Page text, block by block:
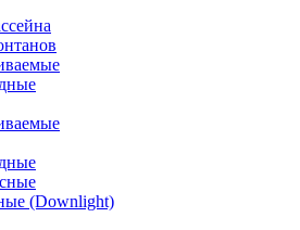
(Downlight)